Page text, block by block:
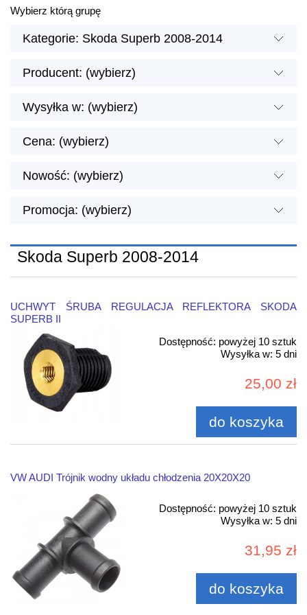
Wybierz którą grupę
Kategorie: Skoda Superb 2008-2014
Producent: (wybierz)
Wysyłka w: (wybierz)
Cena: (wybierz)
Nowość: (wybierz)
Promocja: (wybierz)
Skoda Superb 2008-2014
UCHWYT ŚRUBA REGULACJA REFLEKTORA SKODA
SUPERB II
Dostępność: powyżej 10 sztuk
Wysyłka w: 5 dni
25,00 zł
do koszyka
VW AUDI Trójnik wodny układu chłodzenia 20X20X20
Dostępność: powyżej 10 sztuk
Wysyłka w: 5 dni
31,95 zł
do koszyka